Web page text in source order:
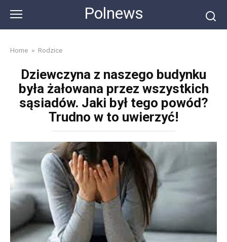
content
Polnews
Home » Rodzice
Dziewczyna z naszego budynku
była żałowana przez wszystkich
sąsiadów. Jaki był tego powód?
Trudno w to uwierzyć!